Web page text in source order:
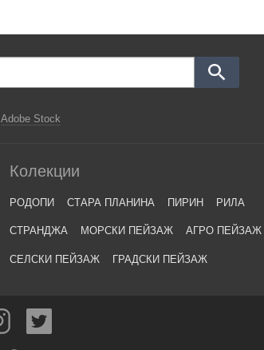
Adobe Stock
Колекции
РОДОПИ СТАРА ПЛАНИНА ПИРИН РИЛА
СТРАНДЖА МОРСКИ ПЕЙЗАЖ АГРО ПЕЙЗАЖ
СЕЛСКИ ПЕЙЗАЖ ГРАДСКИ ПЕЙЗАЖ